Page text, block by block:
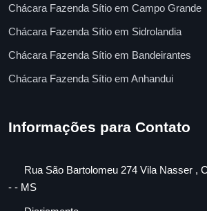
Chácara Fazenda Sítio em Campo Grande
Chácara Fazenda Sítio em Sidrolandia
Chácara Fazenda Sítio em Bandeirantes
Chácara Fazenda Sítio em Anhandui
Informações para Contato
Rua São Bartolomeu 274 Vila Nasser ,
- - MS